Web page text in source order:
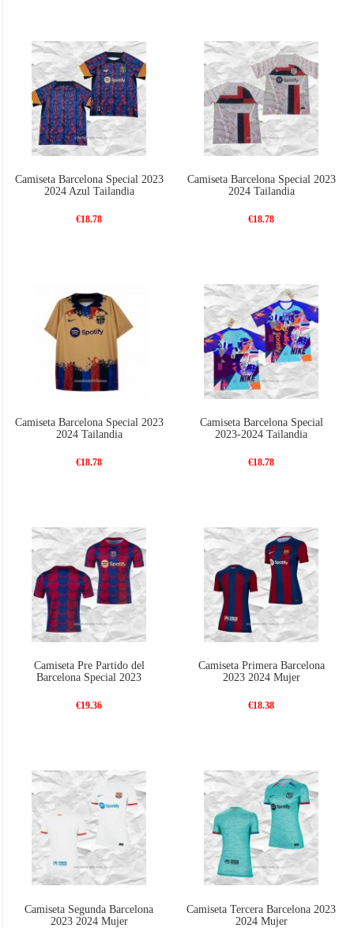
Camiseta Barcelona Special 2023
2024 Azul Tailandia
€18.78
Camiseta Barcelona Special 2023
2024 Tailandia
€18.78
Camiseta Barcelona Special 2023
2024 Tailandia
€18.78
Camiseta Barcelona Special
2023-2024 Tailandia
€18.78
Camiseta Pre Partido del
Barcelona Special 2023
€19.36
Camiseta Primera Barcelona
2023 2024 Mujer
€18.38
Camiseta Segunda Barcelona
2023 2024 Mujer
Camiseta Tercera Barcelona 2023
2024 Mujer